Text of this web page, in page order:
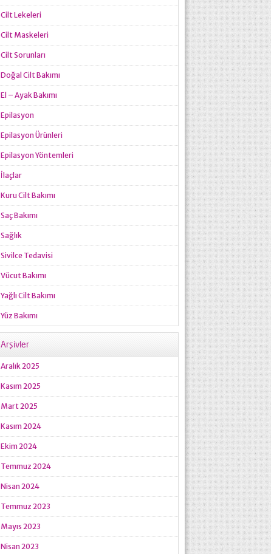
Cilt Lekeleri
Cilt Maskeleri
Cilt Sorunları
Doğal Cilt Bakımı
El – Ayak Bakımı
Epilasyon
Epilasyon Ürünleri
Epilasyon Yöntemleri
İlaçlar
Kuru Cilt Bakımı
Saç Bakımı
Sağlık
Sivilce Tedavisi
Vücut Bakımı
Yağlı Cilt Bakımı
Yüz Bakımı
Arşivler
Aralık 2025
Kasım 2025
Mart 2025
Kasım 2024
Ekim 2024
Temmuz 2024
Nisan 2024
Temmuz 2023
Mayıs 2023
Nisan 2023